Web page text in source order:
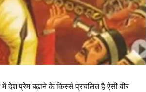
देश प्रेम बढ़ाने के किस्से प्रचलित है ऐसी वीर